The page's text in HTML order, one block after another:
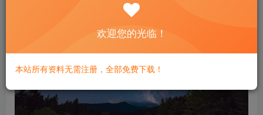
欢迎您的光临！
本站所有资料无需注册，全部免费下载！